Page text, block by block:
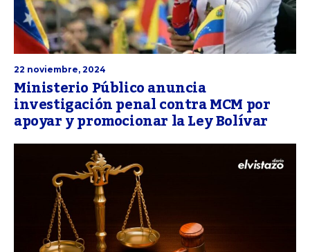
22 noviembre, 2024
Ministerio Público anuncia
investigación penal contra MCM por
apoyar y promocionar la Ley Bolívar